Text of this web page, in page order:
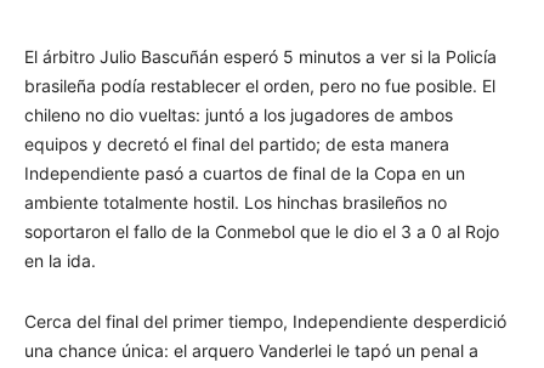
El árbitro Julio Bascuñán esperó 5 minutos a ver si la Policía
brasileña podía restablecer el orden, pero no fue posible. El
chileno no dio vueltas: juntó a los jugadores de ambos
equipos y decretó el final del partido; de esta manera
Independiente pasó a cuartos de final de la Copa en un
ambiente totalmente hostil. Los hinchas brasileños no
soportaron el fallo de la Conmebol que le dio el 3 a 0 al Rojo
en la ida.
Cerca del final del primer tiempo, Independiente desperdició
una chance única: el arquero Vanderlei le tapó un penal a